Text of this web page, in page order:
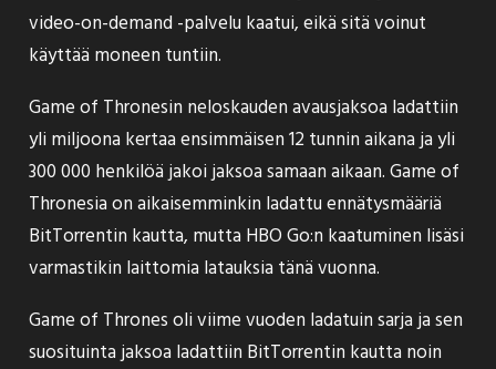
video-on-demand -palvelu kaatui, eikä sitä voinut
käyttää moneen tuntiin.
Game of Thronesin neloskauden avausjaksoa ladattiin
yli miljoona kertaa ensimmäisen 12 tunnin aikana ja yli
300 000 henkilöä jakoi jaksoa samaan aikaan. Game of
Thronesia on aikaisemminkin ladattu ennätysmääriä
BitTorrentin kautta, mutta HBO Go:n kaatuminen lisäsi
varmastikin laittomia latauksia tänä vuonna.
Game of Thrones oliviime vuoden ladatuin sarjaja sen
suosituinta jaksoa ladattiin BitTorrentin kautta noin